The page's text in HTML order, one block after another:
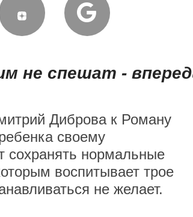
не спешат -
Диброва к Роману
своему
сохранять нормальные
воспитывает трое
не желает.